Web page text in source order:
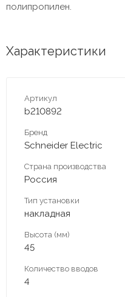
полипропилен.
Характеристики
Артикул
b210892
Бренд
Schneider Electric
Страна производства
Россия
Тип установки
накладная
Высота (мм)
45
Количество вводов
4